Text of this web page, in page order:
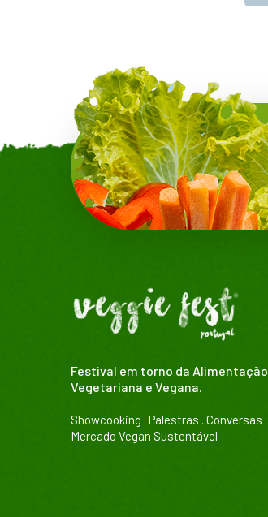
Festival em torno da Alimentação
Vegetariana e Vegana.
Showcooking . Palestras . Conversas
Mercado Vegan Sustentável